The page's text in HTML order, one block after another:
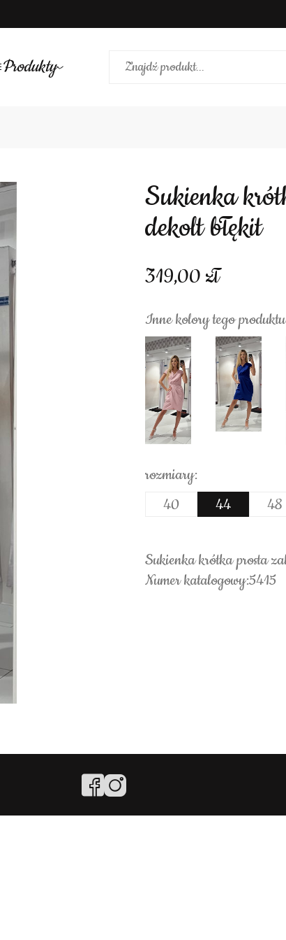
Produkty
Sukienka krótka prosta zakładany
dekolt błękit
319,00
Inne kolory tego
rozmiary:
40
44 48
Sukienka krótka prosta
Numer katalogowy:5415